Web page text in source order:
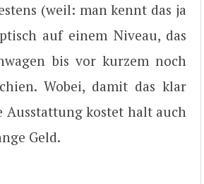
(weil: man kennt das ja
auf einem Niveau, das
bis vor kurzem noch
Wobei, damit das klar
Ausstattung kostet halt auch
Geld.